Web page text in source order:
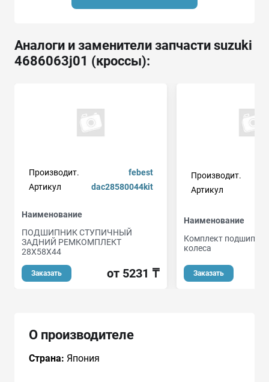
Аналоги и заменители запчасти suzuki
4686063j01 (кроссы):
Производит.
febest
Артикул
dac28580044kit
Наименование
ПОДШИПНИК СТУПИЧНЫЙ
ЗАДНИЙ РЕМКОМПЛЕКТ
28X58X44
Заказать от 5231 ₸
Производит.
Артикул
Наименование
Комплект
колеса
Заказать
О производителе
Страна: Япония